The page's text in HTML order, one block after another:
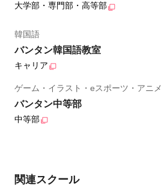
大学部・専門部・高等部
韓国語
バンタン韓国語教室
キャリア
ゲーム・イラスト・eスポーツ・アニメ
バンタン中等部
中等部
関連スクール